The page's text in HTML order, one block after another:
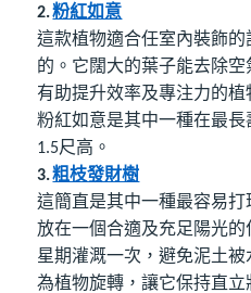
2.粉紅如意
這款植物適合任室內裝飾
的。它闊大的葉子能去除
有助提升效率及專注力的植
粉紅如意是其中一種在最
1.5尺高。
3.粗枝發財樹
這簡直是其中一種最容易
放在一個合適及充足陽光
星期灌溉一次，避免泥土
為植物旋轉，讓它保持直